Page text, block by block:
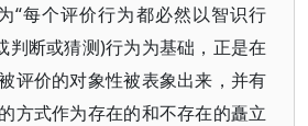
每个评价行为都必然以智识行
判断或猜测)行为为基础，正是在
评价的对象性被表象出来，并有
方式作为存在的和不存在的矗立